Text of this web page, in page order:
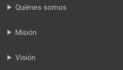
Quiénes somos
Misión
Visión